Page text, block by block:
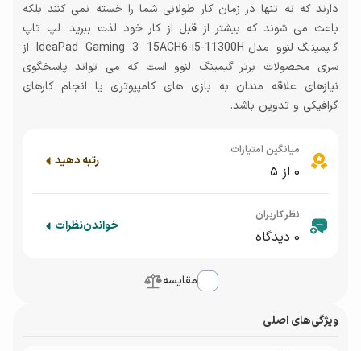
دارند که نه تنها در زمان کار طولانی شما را خسته نمی کنند بلکه
باعث می شوند که بیشتر از قبل از کار خود لذت ببرید. لپ تاپ
گیمینگ لنوو مدل IdeaPad Gaming 3 15ACH6-i5-11300H از
سری محصولات برتر گیمینگ لنوو است که می تواند پاسخگوی
نیازهای علاقه مندان به بازی های کامپیوتری یا انجام کارهای
گرافیکی و تدوین باشد.
میانگین امتیازات
0 از ۵
رتبه دهید
نظر کاربران
0 دیدگاه
خواندننظرات
مقایسه
ویژگی‌های اصلی